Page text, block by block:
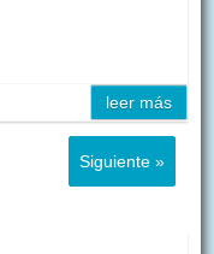
leer más
Siguiente »